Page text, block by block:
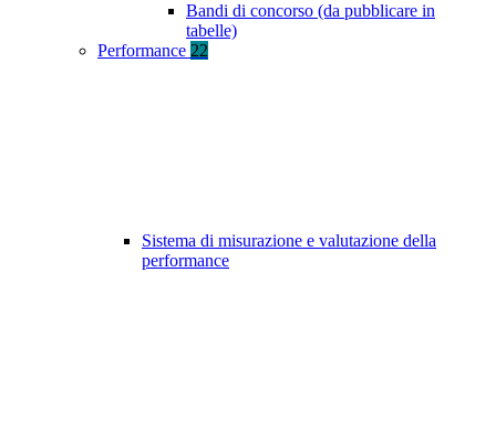
Bandi di concorso (da pubblicare in
tabelle)
Performance 22
Sistema di misurazione e valutazione della
performance